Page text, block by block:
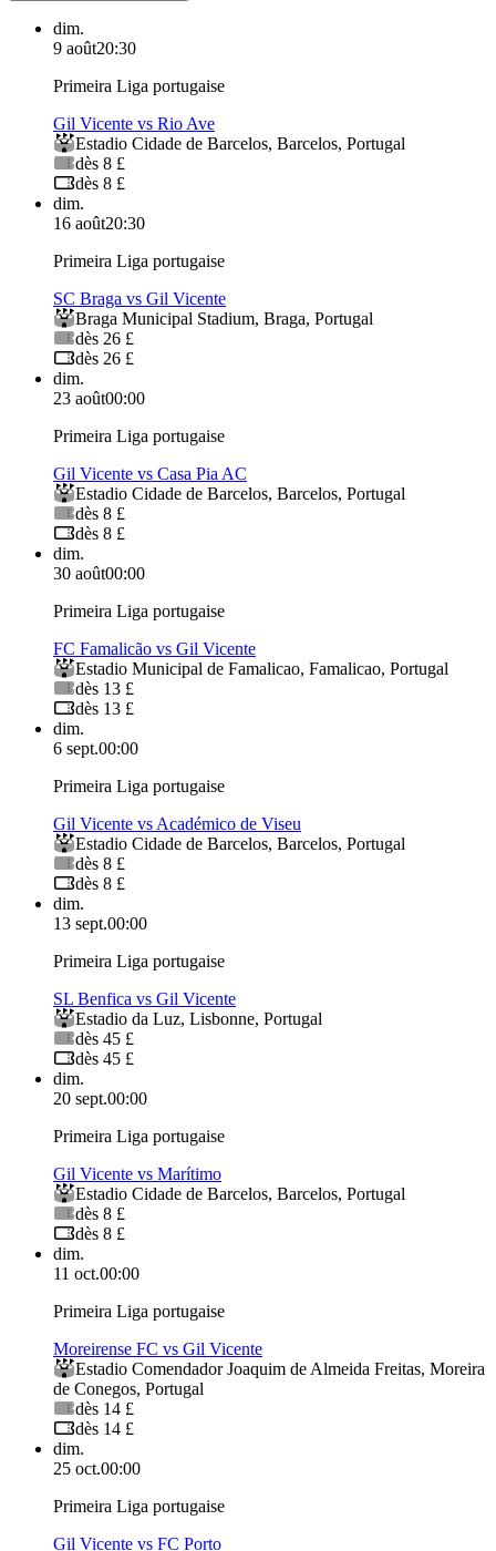
dim.
9 août20:30
Primeira Liga portugaise
Gil Vicente vs Rio Ave
Estadio Cidade de Barcelos, Barcelos, Portugal
dès 8 £
dès 8 £
dim.
16 août20:30
Primeira Liga portugaise
SC Braga vs Gil Vicente
Braga Municipal Stadium, Braga, Portugal
dès 26 £
dès 26 £
dim.
23 août00:00
Primeira Liga portugaise
Gil Vicente vs Casa Pia AC
Estadio Cidade de Barcelos, Barcelos, Portugal
dès 8 £
dès 8 £
dim.
30 août00:00
Primeira Liga portugaise
FC Famalicão vs Gil Vicente
Estadio Municipal de Famalicao, Famalicao, Portugal
dès 13 £
dès 13 £
dim.
6 sept.00:00
Primeira Liga portugaise
Gil Vicente vs Académico de Viseu
Estadio Cidade de Barcelos, Barcelos, Portugal
dès 8 £
dès 8 £
dim.
13 sept.00:00
Primeira Liga portugaise
SL Benfica vs Gil Vicente
Estadio da Luz, Lisbonne, Portugal
dès 45 £
dès 45 £
dim.
20 sept.00:00
Primeira Liga portugaise
Gil Vicente vs Marítimo
Estadio Cidade de Barcelos, Barcelos, Portugal
dès 8 £
dès 8 £
dim.
11 oct.00:00
Primeira Liga portugaise
Moreirense FC vs Gil Vicente
Estadio Comendador Joaquim de Almeida Freitas, Moreira
de Conegos, Portugal
dès 14 £
dès 14 £
dim.
25 oct.00:00
Primeira Liga portugaise
Gil Vicente vs FC Porto